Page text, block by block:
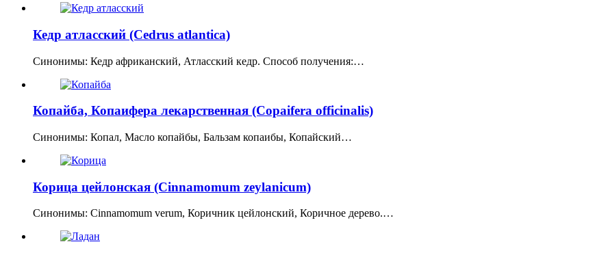
Кедр атласский (Cedrus atlantica)
Синонимы: Кедр африканский, Атласский кедр. Способ получения:…
Копайба, Копаифера лекарственная (Copaifera officinalis)
Синонимы: Копал, Масло копайбы, Бальзам копаибы, Копайский…
Корица цейлонская (Cinnamomum zeylanicum)
Синонимы: Cinnamomum verum, Коричник цейлонский, Коричное дерево.…